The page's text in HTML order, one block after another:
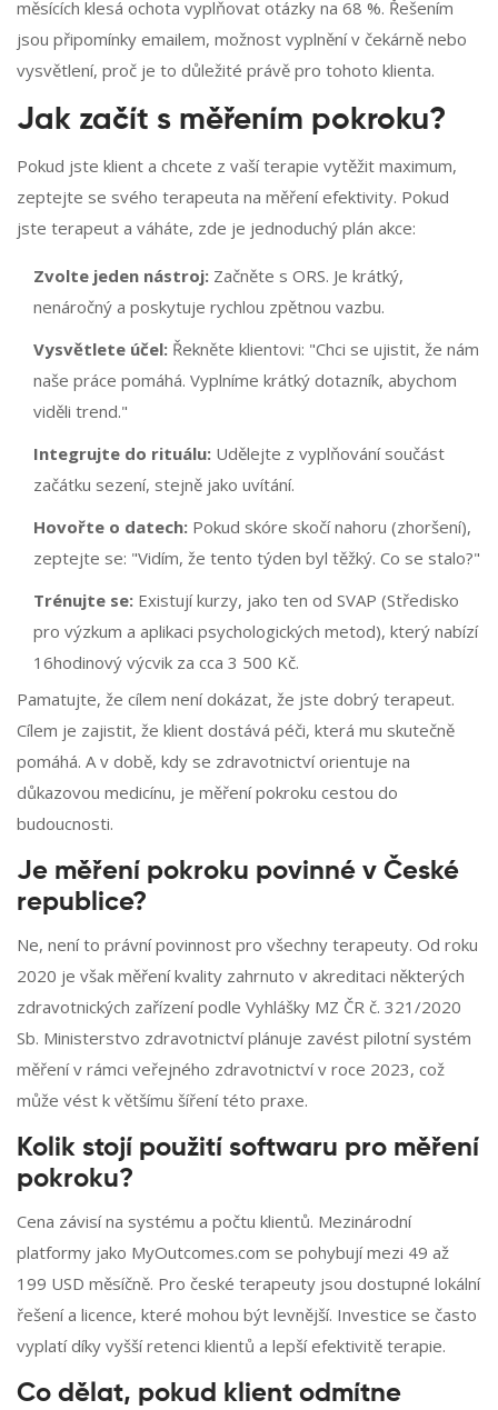
měsících klesá ochota vyplňovat otázky na 68 %. Řešením
jsou připomínky emailem, možnost vyplnění v čekárně nebo
vysvětlení, proč je to důležité právě pro tohoto klienta.
Jak začít s měřením pokroku?
Pokud jste klient a chcete z vaší terapie vytěžit maximum,
zeptejte se svého terapeuta na měření efektivity. Pokud
jste terapeut a váháte, zde je jednoduchý plán akce:
Zvolte jeden nástroj: Začněte s ORS. Je krátký,
nenáročný a poskytuje rychlou zpětnou vazbu.
Vysvětlete účel: Řekněte klientovi: "Chci se ujistit, že nám
naše práce pomáhá. Vyplníme krátký dotazník, abychom
viděli trend."
Integrujte do rituálu: Udělejte z vyplňování součást
začátku sezení, stejně jako uvítání.
Hovořte o datech: Pokud skóre skočí nahoru (zhoršení),
zeptejte se: "Vidím, že tento týden byl těžký. Co se stalo?"
Trénujte se: Existují kurzy, jako ten od SVAP (Středisko
pro výzkum a aplikaci psychologických metod), který nabízí
16hodinový výcvik za cca 3 500 Kč.
Pamatujte, že cílem není dokázat, že jste dobrý terapeut.
Cílem je zajistit, že klient dostává péči, která mu skutečně
pomáhá. A v době, kdy se zdravotnictví orientuje na
důkazovou medicínu, je měření pokroku cestou do
budoucnosti.
Je měření pokroku povinné v České
republice?
Ne, není to právní povinnost pro všechny terapeuty. Od roku
2020 je však měření kvality zahrnuto v akreditaci některých
zdravotnických zařízení podle Vyhlášky MZ ČR č. 321/2020
Sb. Ministerstvo zdravotnictví plánuje zavést pilotní systém
měření v rámci veřejného zdravotnictví v roce 2023, což
může vést k většímu šíření této praxe.
Kolik stojí použití softwaru pro měření
pokroku?
Cena závisí na systému a počtu klientů. Mezinárodní
platformy jako MyOutcomes.com se pohybují mezi 49 až
199 USD měsíčně. Pro české terapeuty jsou dostupné lokální
řešení a licence, které mohou být levnější. Investice se často
vyplatí díky vyšší retenci klientů a lepší efektivitě terapie.
Co dělat, pokud klient odmítne